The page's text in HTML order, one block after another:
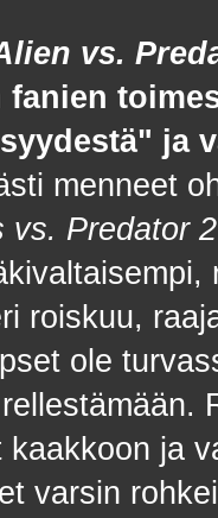
vs.
fanien
ja
menneet
vs. Predator 2
roiskuu,
ole
kaakkoon ja
varsin